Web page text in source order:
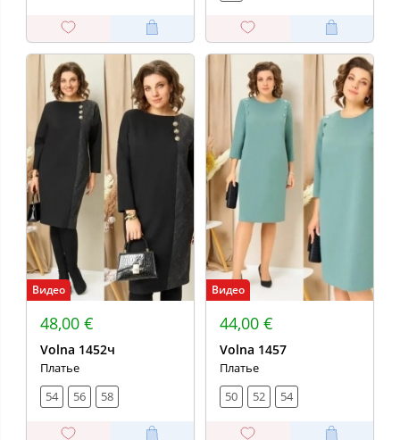
Видео
48,00 €
Volna 1452ч
Платье
54
56 58
Видео
44,00 €
Volna 1457
Платье
50
52 54